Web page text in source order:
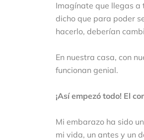
Imagínate que llegas a
dicho que para poder
hacerlo, deberían
En nuestra casa, con
funcionan genial.
¡Así empezó todo! El
Mi embarazo ha sido
mi vida, un antes y un